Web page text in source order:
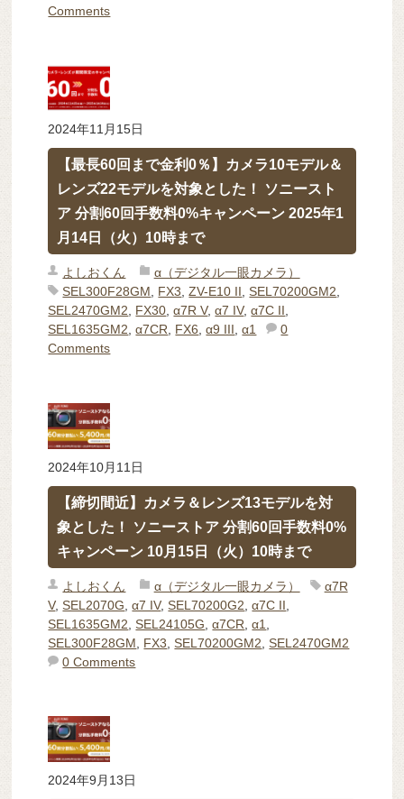
Comments
2024年11月15日
【最長60回まで金利0％】カメラ10モデル＆
レンズ22モデルを対象とした！ ソニースト
ア 分割60回手数料0%キャンペーン 2025年1
月14日（火）10時まで
よしおくん
α（デジタル一眼カメラ）
SEL300F28GM, FX3,ZV-E10 II,SEL70200GM2,
SEL2470GM2, FX30,α7R V,α7 IV,α7C II,
SEL1635GM2,α7CR, FX6,α9 III,α1
0
Comments
2024年10月11日
【締切間近】カメラ＆レンズ13モデルを対
象とした！ ソニーストア 分割60回手数料0%
キャンペーン 10月15日（火）10時まで
よしおくん α（デジタル一眼カメラ）
α7R
V,SEL2070G ,α7 IV,SEL70200G2 ,α7C II
SEL1635GM2 ,SEL24105G ,α7CR ,α1
SEL300F28GM
FX3 ,SEL70200GM2 ,SEL2470GM2
0 Comments
2024年9月13日